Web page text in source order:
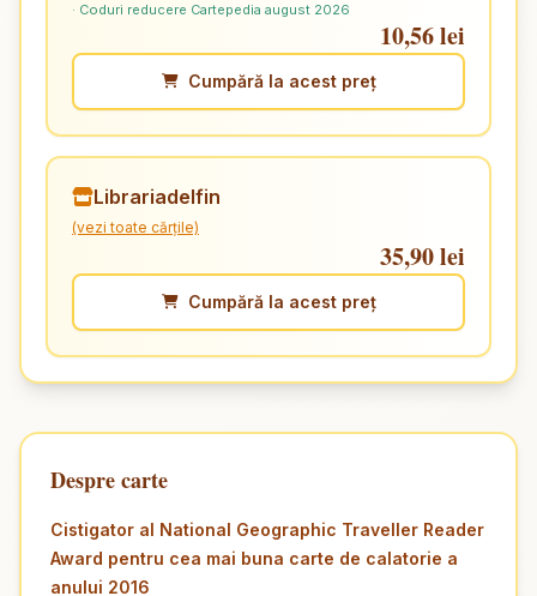
· Coduri reducere Cartepedia august 2026
10,56 lei
Cumpără la acest preț
Librariadelfin
(vezi toate cărțile)
35,90 lei
Cumpără la acest preț
Despre carte
Cistigator al National Geographic Traveller Reader
Award pentru cea mai buna carte de calatorie a
anului 2016